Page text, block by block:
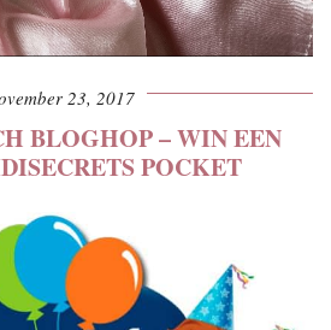
23, 2017
BLOGHOP – WIN EEN
POCKET